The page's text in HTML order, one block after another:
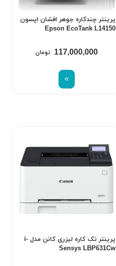
پرینتر چندکاره جوهر افشان اپسون
Epson EcoTank L14150
117,000,000 تومان
پرینتر تک کاره لیزری کانن مدل i-
Sensys LBP631Cw